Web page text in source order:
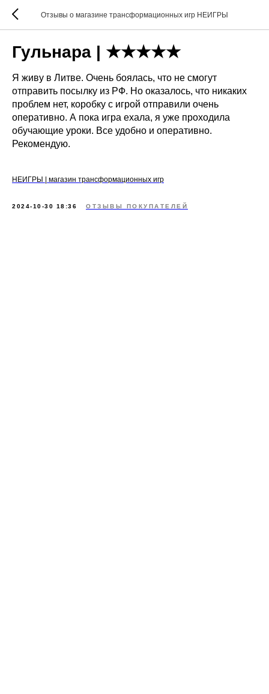
Отзывы о магазине трансформационных игр НЕИГРЫ
Гульнара | ★★★★★
Я живу в Литве. Очень боялась, что не смогут
отправить посылку из РФ. Но оказалось, что никаких
проблем нет, коробку с игрой отправили очень
оперативно. А пока игра ехала, я уже проходила
обучающие уроки. Все удобно и оперативно.
Рекомендую.
НЕИГРЫ | магазин трансформационных игр
2024-10-30 18:36 ОТЗЫВЫ ПОКУПАТЕЛЕЙ